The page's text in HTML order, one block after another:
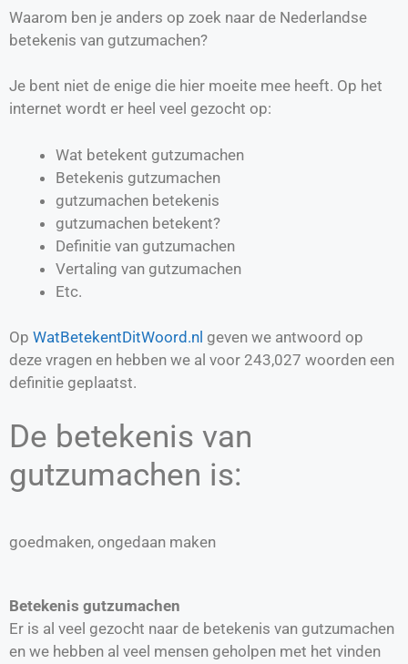
Waarom ben je anders op zoek naar de Nederlandse
betekenis van gutzumachen?
Je bent niet de enige die hier moeite mee heeft. Op het
internet wordt er heel veel gezocht op:
Wat betekent gutzumachen
Betekenis gutzumachen
gutzumachen betekenis
gutzumachen betekent?
Definitie van gutzumachen
Vertaling van gutzumachen
Etc.
Op WatBetekentDitWoord.nl geven we antwoord op
deze vragen en hebben we al voor 243,027 woorden een
definitie geplaatst.
De betekenis van
gutzumachen is:
goedmaken, ongedaan maken
Betekenis gutzumachen
Er is al veel gezocht naar de betekenis van gutzumachen
en we hebben al veel mensen geholpen met het vinden